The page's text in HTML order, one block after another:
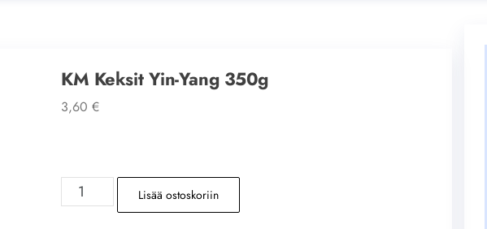
KM Keksit Yin-Yang 350g
3,60€
KM
Keksit
Lisää ostoskoriin